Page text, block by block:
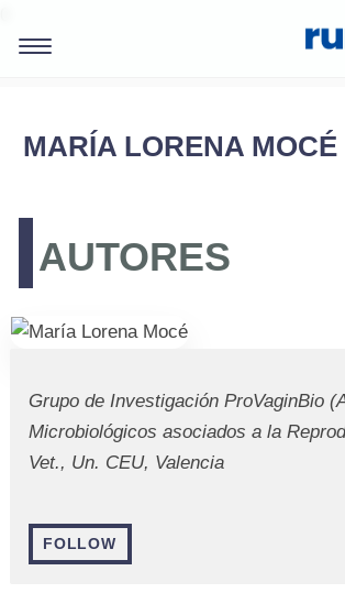
REVISTAS
MARÍA LORENA MOCÉ
AUTORES
Grupo de Investigación ProVaginBio
Microbiológicos asociados a la
Vet., Un. CEU, Valencia
FOLLOW